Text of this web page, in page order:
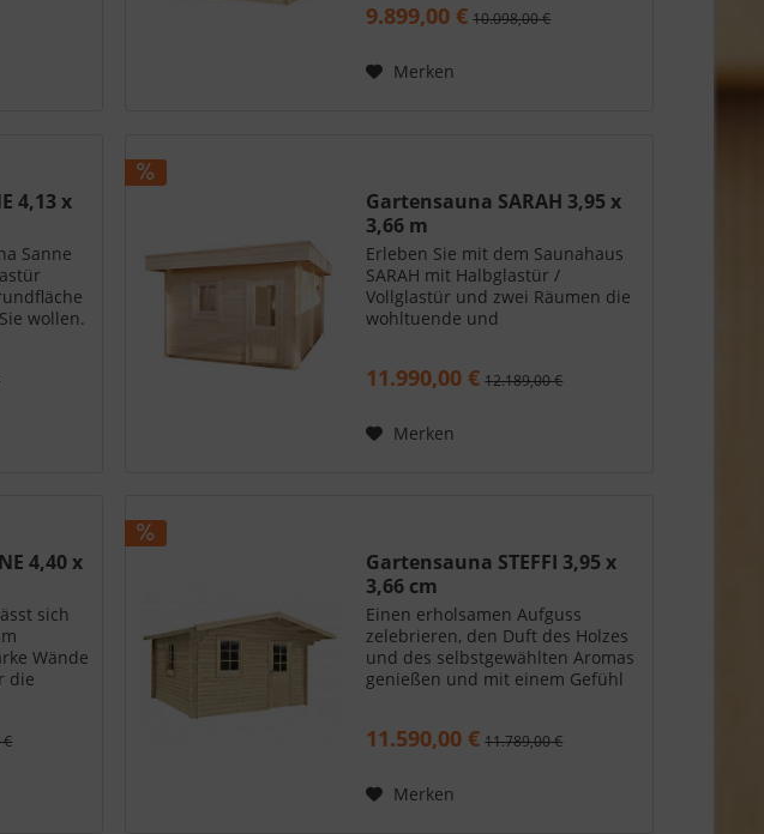
damit holen Sie sich Ihre
9.899,00 € 10.098,00 €
Merken
4,13 x
Sanne
wollen.
Gartensauna SARAH 3,95 x
3,66 m
Erleben Sie mit dem Saunahaus
SARAH mit Halbglastür /
Vollglastür und zwei Räumen die
wohltuende und
eigenen Garten. Das moderne
Halbglastür /...
11.990,00 € 12.189,00 €
Merken
4,40 x
sich
Wände
die
in den
€
Gartensauna STEFFI 3,95 x
3,66 cm
Einen erholsamen Aufguss
zelebrieren, den Duft des Holzes
und des selbstgewählten Aromas
genießen und mit einem Gefühl
Gartensauna STEFFI. Der
mit...
11.590,00 € 11.789,00 €
Merken